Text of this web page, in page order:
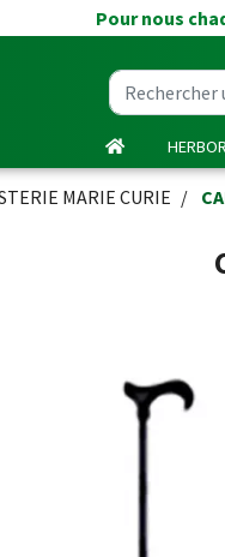
Pour nous
MARIE CURIE